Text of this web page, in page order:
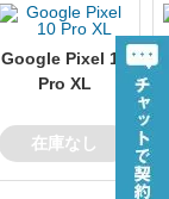
Google Pixel 10
Pro XL
在庫なし